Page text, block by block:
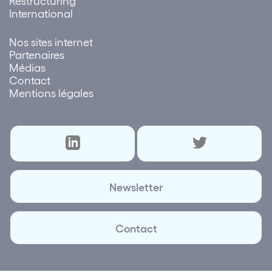
International
Nos sites internet
Partenaires
Médias
Contact
Mentions légales
Newsletter
Contact